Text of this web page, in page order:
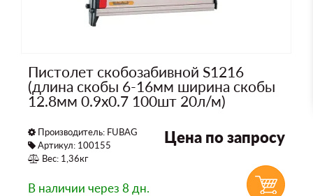
Пистолет скобозабивной S1216
(длина скобы 6-16мм ширина скобы
12.8мм 0.9х0.7 100шт 20л/м)
Производитель: FUBAG
Артикул: 100155
Вес: 1,36кг
Цена по запросу
В наличии через 8 дн.